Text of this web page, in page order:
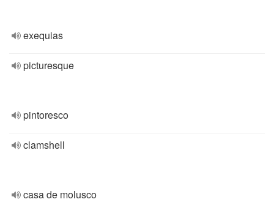
exequias
picturesque
pintoresco
clamshell
casa de molusco